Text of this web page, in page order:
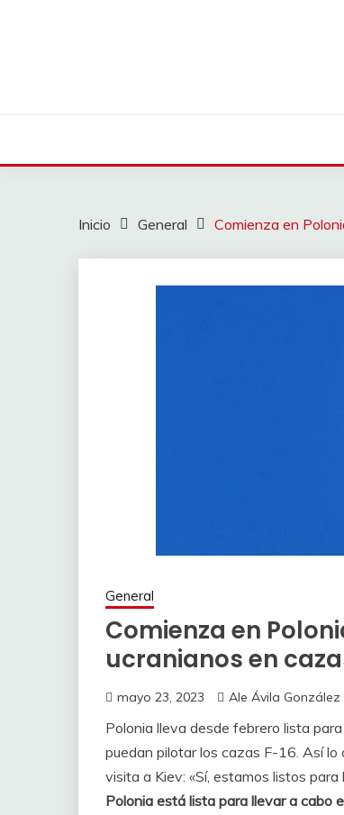
Inicio General Comienza en
General
Comienza en
ucranianos en
mayo 23, 2023 Ale Ávila González
Polonia lleva desde febrero lista
puedan pilotar los cazas F-16. Así
visita a Kiev: «Sí, estamos listos
Polonia está lista para llevar a cabo